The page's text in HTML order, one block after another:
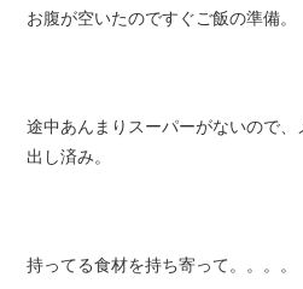
お腹が空いたのですぐご飯の準備。
途中あんまりスーパーがないので
出し済み。
持ってる食材を持ち寄って。。。。